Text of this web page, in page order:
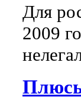
Для
2009